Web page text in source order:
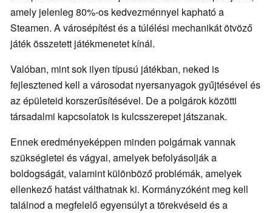
amely jelenleg 80%-os kedvezménnyel kapható a
Steamen. A városépítést és a túlélési mechanikát ötvöző
játék összetett játékmenetet kínál.
Valóban, mint sok ilyen típusú játékban, neked is
fejlesztened kell a városodat nyersanyagok gyűjtésével és
az épületeid korszerűsítésével. De a polgárok közötti
társadalmi kapcsolatok is kulcsszerepet játszanak.
Ennek eredményeképpen minden polgárnak vannak
szükségletei és vágyai, amelyek befolyásolják a
boldogságát, valamint különböző problémák, amelyek
ellenkező hatást válthatnak ki. Kormányzóként meg kell
találnod a megfelelő egyensúlyt a törekvéseid és a